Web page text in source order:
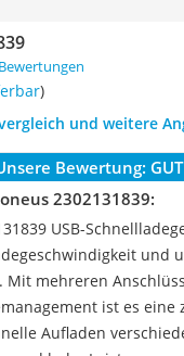
)
und weitere
Bewertung: GUT
2302131839:
USB-
und
Mit mehreren
ist es eine
Aufladen